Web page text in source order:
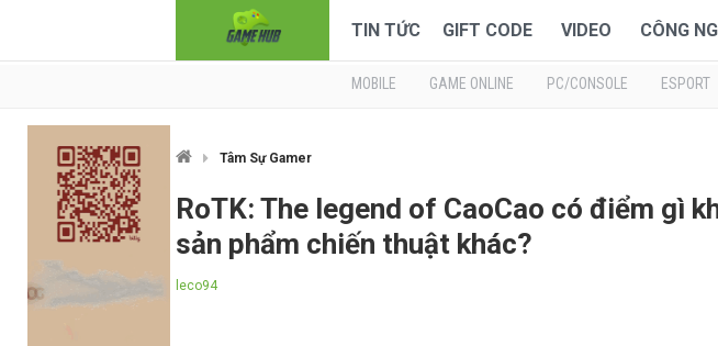
TIN TỨC GIFT CODE VIDEO CÔNG
MOBILE GAME ONLINE PC/CONSOLE ESPORT
Tâm Sự Gamer
RoTK: The legend of CaoCao có điểm gì
sản phẩm chiến thuật khác?
leco94